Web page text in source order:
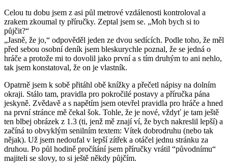
Celou tu dobu jsem z asi půl metrové vzdálenosti kontroloval a
zrakem zkoumal ty příručky. Zeptal jsem se. „Moh bych si to
půjčit?“
„Jasně, že jo,“ odpověděl jeden ze dvou sedících. Podle toho, že měl
před sebou osobní deník jsem bleskurychle poznal, že se jedná o
hráče a protože mi to dovolil jako první a s tím druhým to ani nehlo,
tak jsem konstatoval, že on je vlastník.
Opatrně jsem k sobě přitáhl obě knížky a přečetl nápisy na dolním
okraji. Stálo tam, pravidla pro pokročilé postavy a příručka pána
jeskyně. Zvědavě a s napětím jsem otevřel pravidla pro hráče a hned
na první stránce mě čekal šok. Tohle, že je nové, vždyť je tam ještě
ten blbej obrázek z 1.3 (ti, jenž mě znají ví, že bych nakreslil lepší) a
začíná to obvyklým senilním textem: Vítek dobrodruhu (nebo tak
nějak). Už jsem nedoufal v lepší zítřek a otáčel jednu stránku za
druhou. Po půl hodině pročítání jsem příručky vrátil “původnímu“
majiteli se slovy, to si ještě někdy půjčím.